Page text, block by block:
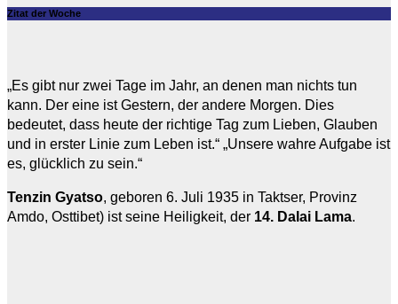
Zitat der Woche
„Es gibt nur zwei Tage im Jahr, an denen man nichts tun
kann. Der eine ist Gestern, der andere Morgen. Dies
bedeutet, dass heute der richtige Tag zum Lieben, Glauben
und in erster Linie zum Leben ist.“ „Unsere wahre Aufgabe ist
es, glücklich zu sein.“
Tenzin Gyatso, geboren 6. Juli 1935 in Taktser, Provinz
Amdo, Osttibet) ist seine Heiligkeit, der 14. Dalai Lama.